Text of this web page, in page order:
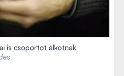
is csoportot alkotnak